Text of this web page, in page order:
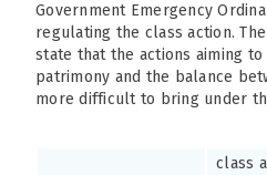
Government Emergency
regulating the class action.
state that the actions aiming
patrimony and the balance
more difficult to bring under
class